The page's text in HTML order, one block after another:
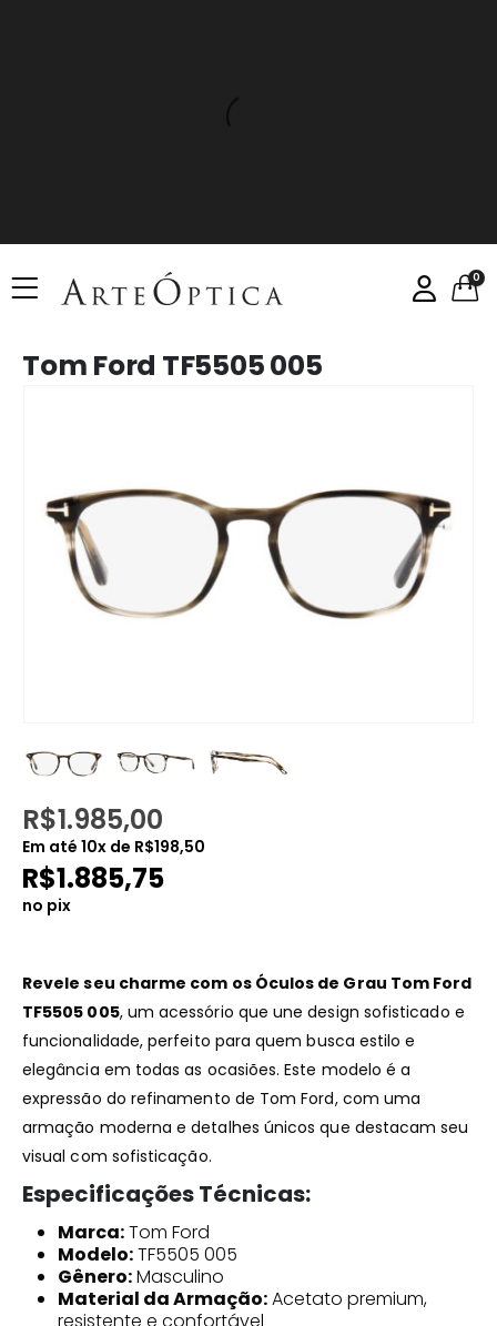
0
Tom Ford TF5505 005
R$1.985,00
Em até 10x de R$198,50
R$1.885,75
no pix
Revele seu charme com os Óculos de Grau Tom Ford
TF5505 005, um acessório que une design sofisticado e
funcionalidade, perfeito para quem busca estilo e
elegância em todas as ocasiões. Este modelo é a
expressão do refinamento de Tom Ford, com uma
armação moderna e detalhes únicos que destacam seu
visual com sofisticação.
Especificações Técnicas:
Marca:Tom Ford
Modelo:TF5505 005
Gênero:Masculino
Material da Armação:Acetato premium,
resistente e confortável